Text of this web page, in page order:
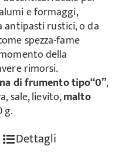
e formaggi,
rustici, o da
spezza-fame
della
rimorsi.
di frumento tipo“0”,
sale, lievito,malto
g.
Dettagli